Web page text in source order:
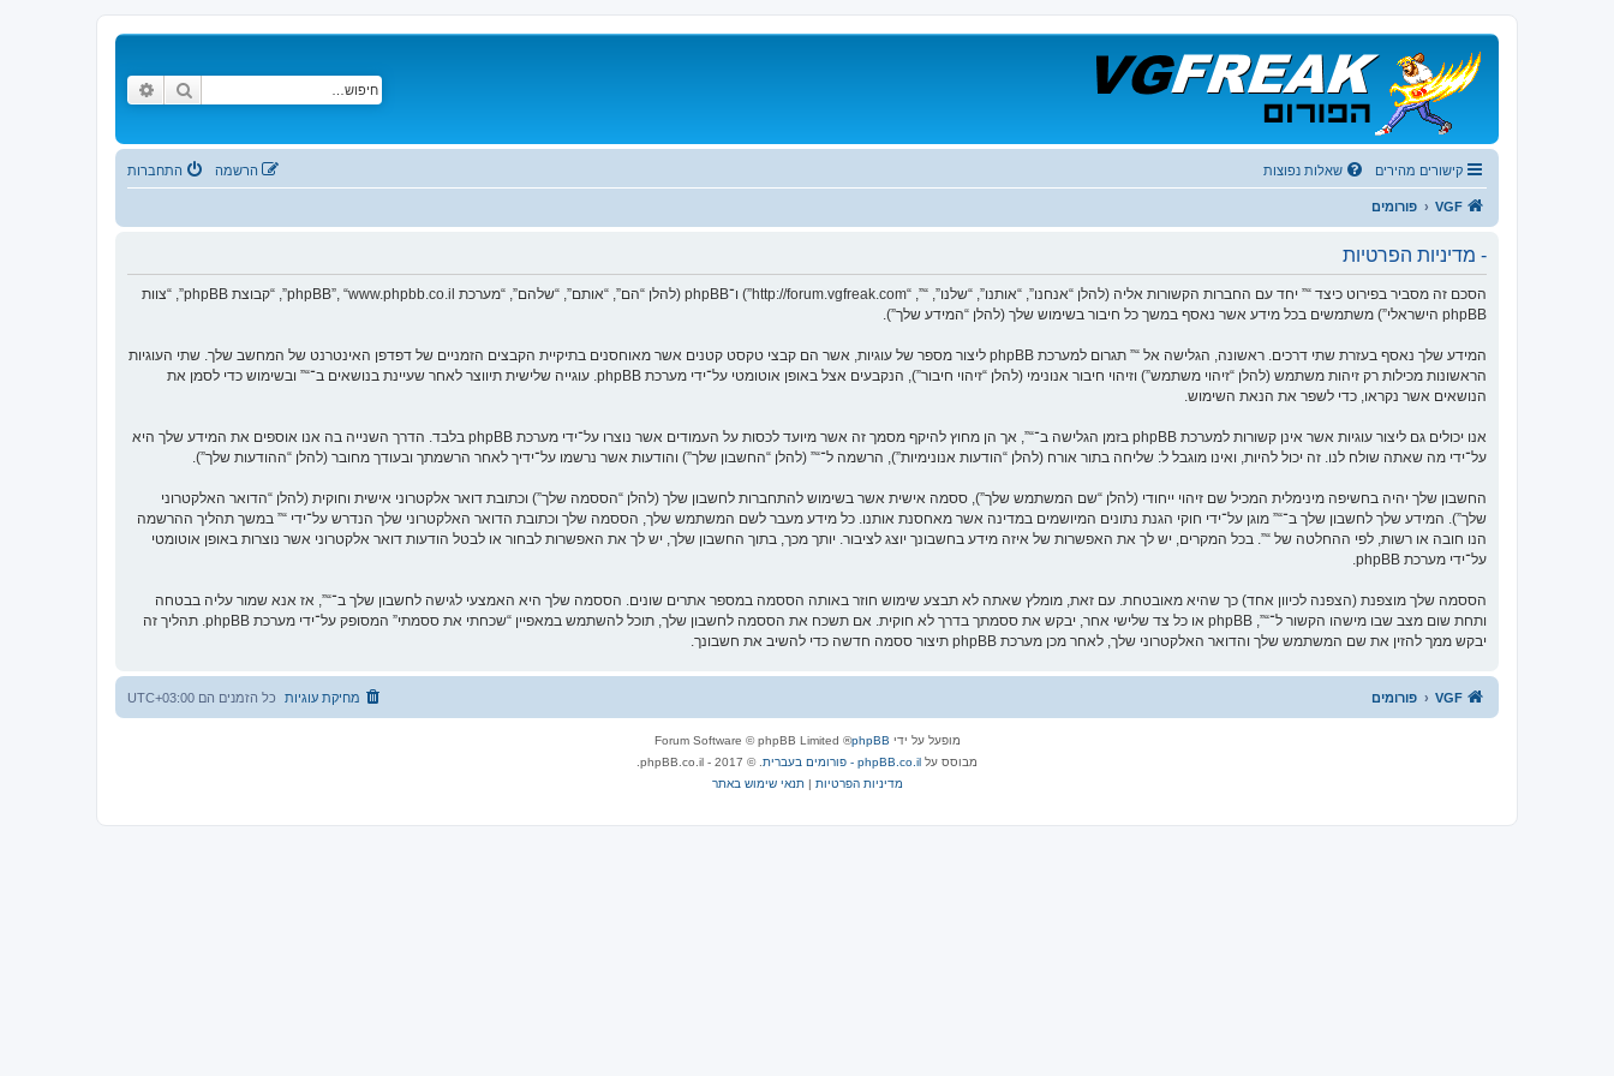
חיפוש
קישורים מהירים שאלות נפוצות התחברות הרשמה
VGF פורומים
- מדיניות הפרטיות
הסכם זה מסביר בפירוט כיצד “” יחד עם החברות הקשורות אליה (להלן “אנחנו”, “אותנו”, “שלנו”, “”, “http://forum.vgfreak.com”) ו־phpBB (להלן “הם”, “אותם”, “שלהם”, “מערכת phpBB”, “www.phpbb.co.il”, “קבוצת phpBB”, “צוות
phpBB הישראלי”) משתמשים בכל מידע אשר נאסף במשך כל חיבור בשימוש שלך (להלן “המידע שלך”).
המידע שלך נאסף בעזרת שתי דרכים. ראשונה, הגלישה אל “” תגרום למערכת phpBB ליצור מספר של עוגיות, אשר הם קבצי טקסט קטנים אשר מאוחסנים בתיקיית הקבצים הזמניים של דפדפן האינטרנט של המחשב שלך. שתי העוגיות
הראשונות מכילות רק זיהות משתמש (להלן “זיהוי משתמש”) וזיהוי חיבור אנונימי (להלן “זיהוי חיבור”), הנקבעים אצל באופן אוטומטי על־ידי מערכת phpBB. עוגייה שלישית תיווצר לאחר שעיינת בנושאים ב־“” ובשימוש כדי לסמן את
הנושאים אשר נקראו, כדי לשפר את הנאת השימוש.
אנו יכולים גם ליצור עוגיות אשר אינן קשורות למערכת phpBB בזמן הגלישה ב־“”, אך הן מחוץ להיקף מסמך זה אשר מיועד לכסות על העמודים אשר נוצרו על־ידי מערכת phpBB בלבד. הדרך השנייה בה אנו אוספים את המידע שלך היא
על־ידי מה שאתה שולח לנו. זה יכול להיות, ואינו מוגבל ל: שליחה בתור אורח (להלן “הודעות אנונימיות”), הרשמה ל־“” (להלן “החשבון שלך”) והודעות אשר נרשמו על־ידיך לאחר הרשמתך ובעודך מחובר (להלן “ההודעות שלך”).
החשבון שלך יהיה בחשיפה מינימלית המכיל שם זיהוי ייחודי (להלן “שם המשתמש שלך”), ססמה אישית אשר בשימוש להתחברות לחשבון שלך (להלן “הססמה שלך”) וכתובת דואר אלקטרוני אישית וחוקית (להלן “הדואר האלקטרוני
שלך”). המידע שלך לחשבון שלך ב־“” מוגן על־ידי חוקי הגנת נתונים המיושמים במדינה אשר מאחסנת אותנו. כל מידע מעבר לשם המשתמש שלך, הססמה שלך וכתובת הדואר האלקטרוני שלך הנדרש על־ידי “” במשך תהליך ההרשמה
הנו חובה או רשות, לפי ההחלטה של “”. בכל המקרים, יש לך את האפשרות של איזה מידע בחשבונך יוצג לציבור. יותך מכך, בתוך החשבון שלך, יש לך את האפשרות לבחור או לבטל הודעות דואר אלקטרוני אשר נוצרות באופן אוטומטי
על־ידי מערכת phpBB.
הססמה שלך מוצפנת (הצפנה לכיוון אחד) כך שהיא מאובטחת. עם זאת, מומלץ שאתה לא תבצע שימוש חוזר באותה הססמה במספר אתרים שונים. הססמה שלך היא האמצעי לגישה לחשבון שלך ב־“”, אז אנא שמור עליה בבטחה
ותחת שום מצב שבו מישהו הקשור ל־“”, phpBB או כל צד שלישי אחר, יבקש את ססמתך בדרך לא חוקית. אם תשכח את הססמה לחשבון שלך, תוכל להשתמש במאפיין “שכחתי את ססמתי” המסופק על־ידי מערכת phpBB. תהליך זה
יבקש ממך להזין את שם המשתמש שלך והדואר האלקטרוני שלך, לאחר מכן מערכת phpBB תיצור ססמה חדשה כדי להשיב את חשבונך.
VGF פורומים כל הזמנים הם UTC+03:00 מחיקת עוגיות
מופעל על ידי phpBB
® Forum Software © phpBB Limited
מבוסס על phpBB.co.il - פורומים בעברית
. © 2017 - phpBB.co.il.
מדיניות הפרטיות |תנאי שימוש באתר